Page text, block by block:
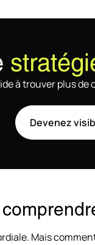
à trouver plus de
Devenez
Mais